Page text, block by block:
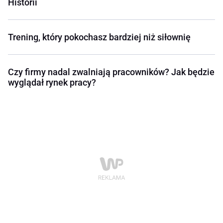
Historii
Trening, który pokochasz bardziej niż siłownię
Czy firmy nadal zwalniają pracowników? Jak będzie
wyglądał rynek pracy?